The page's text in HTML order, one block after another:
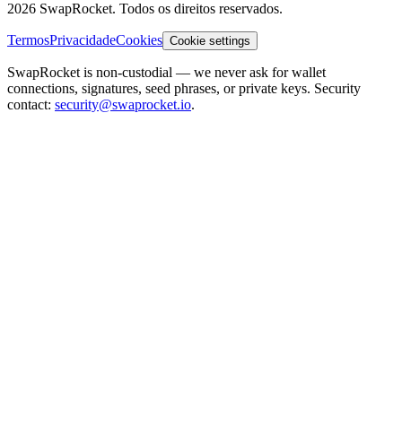
2026 SwapRocket. Todos os direitos reservados.
TermosPrivacidadeCookies Cookie settings
SwapRocket is non-custodial — we never ask for wallet
connections, signatures, seed phrases, or private keys. Security
contact: security@swaprocket.io.